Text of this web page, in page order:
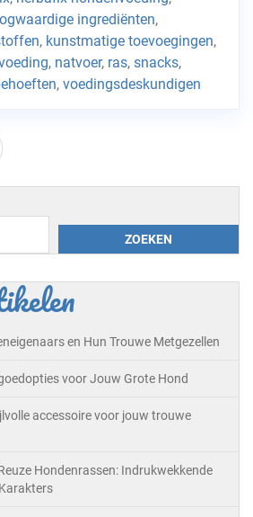
ingrediënten,
, kunstmatige toevoegingen,
, natvoer, ras, snacks,
, voedingsdeskundigen
ZOEKEN
en Hun Trouwe Metgezellen
voor Jouw Grote Hond
accessoire voor jouw trouwe
Hondenrassen: Indrukwekkende